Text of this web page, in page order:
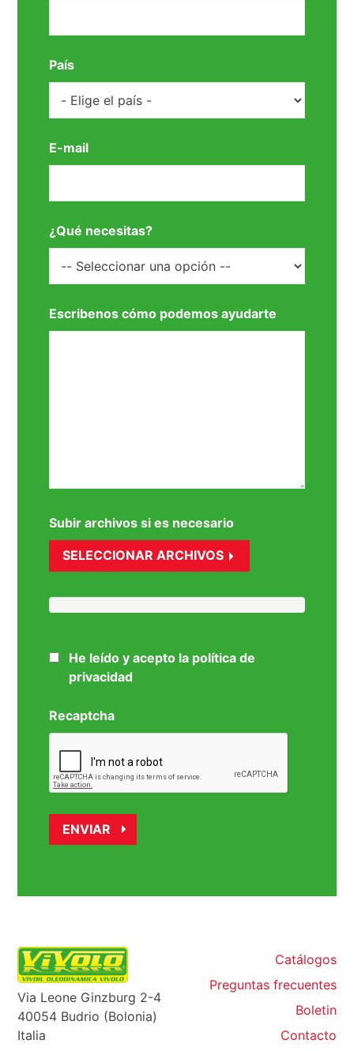
País
E-mail
¿Qué necesitas?
Escribenos cómo podemos ayudarte
Subir archivos si es necesario
SELECCIONAR ARCHIVOS
He leído y acepto la política de
privacidad
Recaptcha
Via Leone Ginzburg 2-4
40054 Budrio (Bolonia)
Italia
Catálogos
Preguntas frecuentes
Boletin
Contacto